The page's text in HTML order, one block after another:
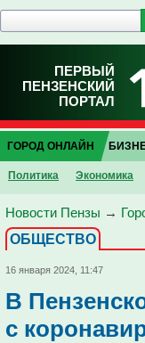
ПЕРВЫЙ
ПЕНЗЕНСКИЙ
ПОРТАЛ
ГОРОД ОНЛАЙН
Политика Экономика
Новости Пензы →
ОБЩЕСТВО
16 января 2024, 11:47
В
с